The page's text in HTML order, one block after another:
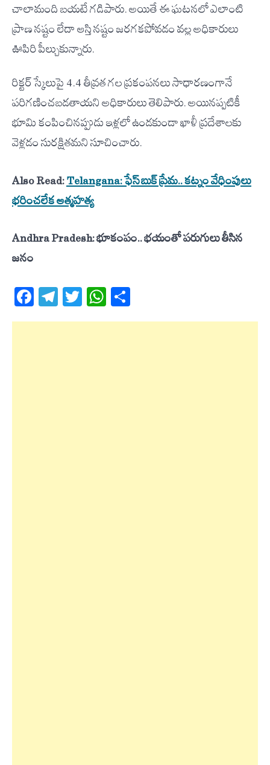
చాలామంది బయటే గడిపారు. అయితే ఈ ఘటనలో ఎలాంటి
ప్రాణ నష్టం లేదా ఆస్తి నష్టం జరగకపోవడం వల్ల అధికారులు
ఊపిరి పీల్చుకున్నారు.
రిక్టర్ స్కేలుపై 4.4 తీవ్రత గల ప్రకంపనలు సాధారణంగానే
పరిగణించబడతాయని అధికారులు తెలిపారు. అయినప్పటికీ
భూమి కంపించినప్పుడు ఇళ్లలో ఉండకుండా ఖాళీ ప్రదేశాలకు
వెళ్లడం సురక్షితమని సూచించారు.
Also Read:Telangana: ఫేస్ బుక్ ప్రేమ.. కట్నం వేధింపులు
భరించలేక ఆత్మహత్య
Andhra Pradesh: భూకంపం.. భయంతో పరుగులు తీసిన
జనం
Facebook
Telegram
TwitterWhatsApp